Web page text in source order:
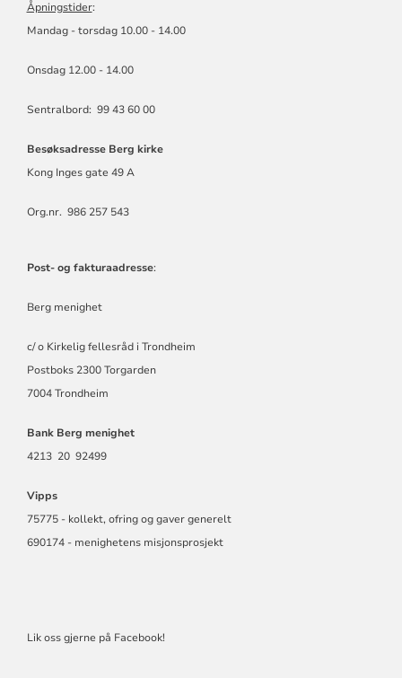
Åpningstider:
Mandag - torsdag 10.00 - 14.00
Onsdag 12.00 - 14.00
Sentralbord: 99 43 60 00
Besøksadresse Berg kirke
Kong Inges gate 49 A
Org.nr. 986 257 543
Post- og fakturaadresse:
Berg menighet
c/ o Kirkelig fellesråd i Trondheim
Postboks 2300 Torgarden
7004 Trondheim
Bank Berg menighet
4213 20 92499
Vipps
75775 - kollekt, ofring og gaver generelt
690174 - menighetens misjonsprosjekt
Lik oss gjerne på Facebook!